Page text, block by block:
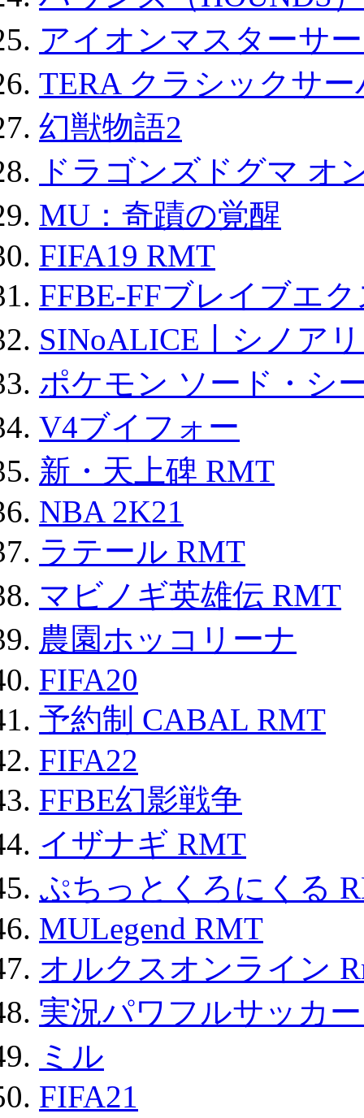
アイオンマスターサ
TERA クラシックサ
幻獣物語2
ドラゴンズドグマ オ
MU：奇蹟の覚醒
FIFA19 RMT
FFBE-FFブレイブエ
SINoALICE丨シノア
ポケモン ソード・シ
V4ブイフォー
新・天上碑 RMT
NBA 2K21
ラテール RMT
マビノギ英雄伝 RMT
農園ホッコリーナ
FIFA20
予約制 CABAL RMT
FIFA22
FFBE幻影戦争
イザナギ RMT
ぷちっとくろにくる
MULegend RMT
オルクスオンライン
実況パワフルサッカ
ミル
FIFA21